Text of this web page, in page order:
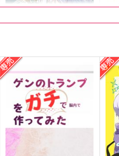
君がかわいいので俺の負け
依拠。
475円 （税込）
石神千空×あさぎりゲン
ど
ゆ
865
石